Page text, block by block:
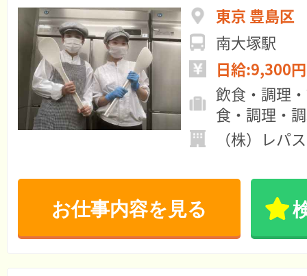
東京 豊島区
南大塚駅
日給:9,300
飲食・調理
食・調理・
（株）レパ
お仕事内容を見る